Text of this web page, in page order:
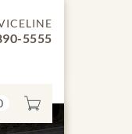
5555